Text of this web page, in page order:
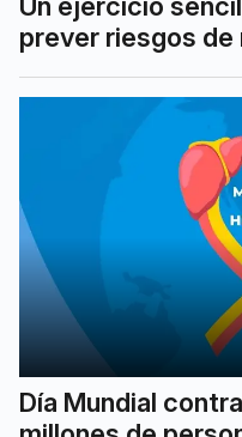
Un ejercicio
prever riesgos
Día Mundial